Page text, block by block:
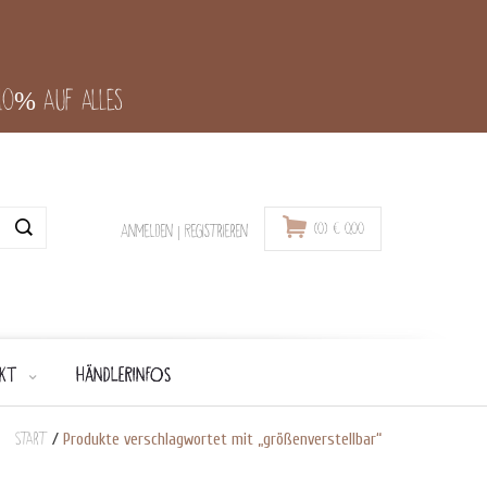
auf alles
Anmelden | Registrieren (0) € 0,00
HÄNDLERINFOS
Start / Produkte verschlagwortet mit „größenverstellbar“